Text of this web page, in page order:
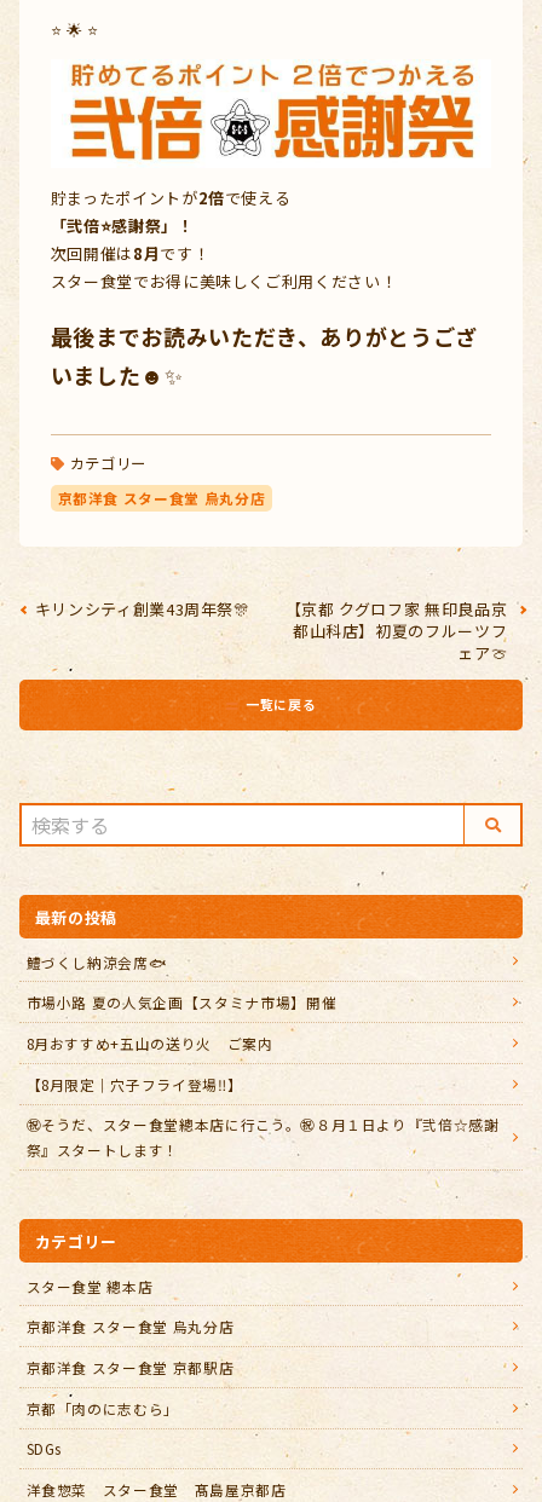
⭐ 🌟 ⭐
貯まったポイントが2倍で使える
「弐倍⭐感謝祭」！
次回開催は8月です！
スター食堂でお得に美味しくご利用ください！
最後までお読みいただき、ありがとうござ
いました☻✨
カテゴリー
京都洋食 スター食堂 烏丸分店
キリンシティ創業43周年祭🎊
【京都 クグロフ家 無印良品京
都山科店】初夏のフルーツフ
ェア🍈
一覧に戻る
最新の投稿
鱧づくし納涼会席🐟
市場小路 夏の人気企画【スタミナ市場】開催
8月おすすめ+五山の送り火 ご案内
【8月限定｜穴子フライ登場‼️】
㊗️そうだ、スター食堂總本店に行こう。㊗️８月１日より『弐倍☆感謝
祭』スタートします！
カテゴリー
スター食堂 總本店
京都洋食 スター食堂 烏丸分店
京都洋食 スター食堂 京都駅店
京都「肉のに志むら」
SDGs
洋食惣菜 スター食堂 髙島屋京都店